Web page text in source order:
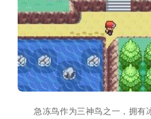
急冻鸟作为三神鸟之一，拥有